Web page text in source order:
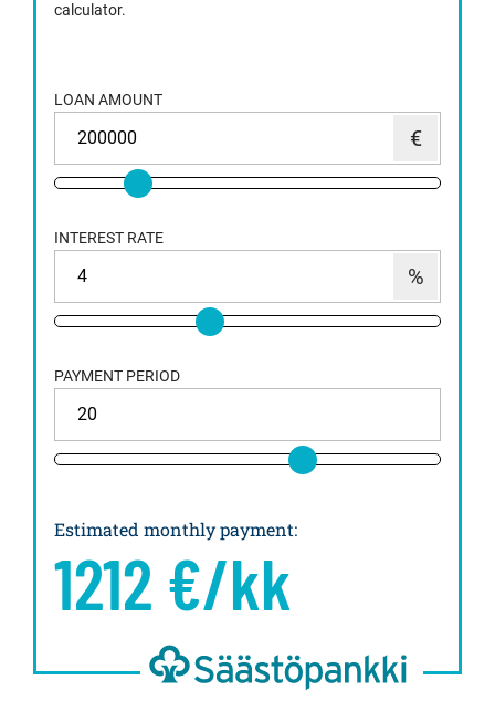
calculator.
LOAN AMOUNT
INTEREST RATE
PAYMENT PERIOD
Estimated monthly payment:
1212 €/kk